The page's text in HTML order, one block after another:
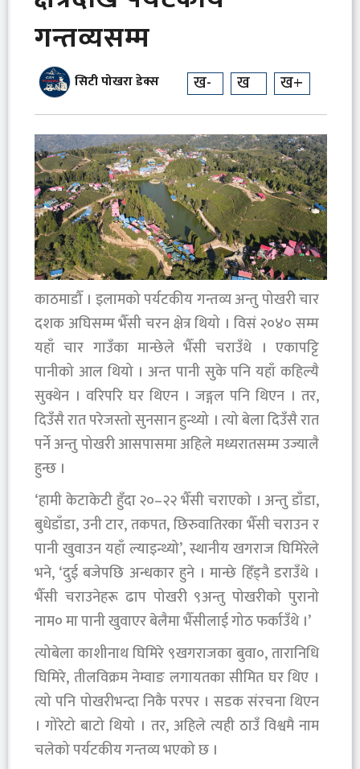
गन्तव्यसम्म
सिटी पोखरा डेक्स ख- ख ख+
काठमाडौँ । इलामको पर्यटकीय गन्तव्य अन्तु पोखरी चार
दशक अघिसम्म भैँसी चरन क्षेत्र थियो । विसं २०४० सम्म
यहाँ चार गाउँका मान्छेले भैँसी चराउँथे । एकापट्टि
पानीको आल थियो । अन्त पानी सुके पनि यहाँ कहिल्यै
सुक्थेन । वरिपरि घर थिएन । जङ्गल पनि थिएन । तर,
दिउँसै रात परेजस्तो सुनसान हुन्थ्यो । त्यो बेला दिउँसै रात
पर्ने अन्तु पोखरी आसपासमा अहिले मध्यरातसम्म उज्यालै
हुन्छ ।
‘हामी केटाकेटी हुँदा २०–२२ भैँसी चराएको । अन्तु डाँडा,
बुधेडाँडा, उनी टार, तकपत, छिरुवातिरका भैँसी चराउन र
पानी खुवाउन यहाँ ल्याइन्थ्यो’, स्थानीय खगराज घिमिरेले
भने, ‘दुई बजेपछि अन्धकार हुने । मान्छे हिँड्नै डराउँथे ।
भैँसी चराउनेहरू ढाप पोखरी ९अन्तु पोखरीको पुरानो
नाम० मा पानी खुवाएर बेलैमा भैँसीलाई गोठ फर्काउँथे ।’
त्योबेला काशीनाथ घिमिरे ९खगराजका बुवा०, तारानिधि
घिमिरे, तीलविक्रम नेम्वाङ लगायतका सीमित घर थिए ।
त्यो पनि पोखरीभन्दा निकै परपर । सडक संरचना थिएन
। गोरेटो बाटो थियो । तर, अहिले त्यही ठाउँ विश्वमै नाम
चलेको पर्यटकीय गन्तव्य भएको छ ।